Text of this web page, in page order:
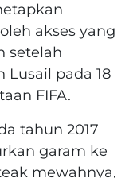
akses yang
setelah
Lusail pada 18
FIFA.
tahun 2017
garam ke
mewahnya,